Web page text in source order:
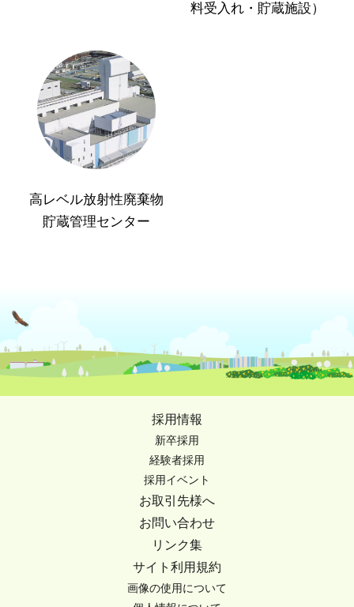
料受入れ・貯蔵施設）
高レベル放射性廃棄物
貯蔵管理センター
採用情報
新卒採用
経験者採用
採用イベント
お取引先様へ
お問い合わせ
リンク集
サイト利用規約
画像の使用について